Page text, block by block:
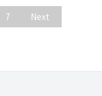
7 Next